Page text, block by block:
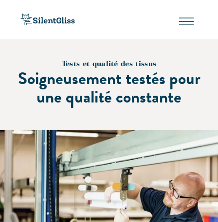
Tests et qualité des tissus
Soigneusement testés pour
une qualité constante